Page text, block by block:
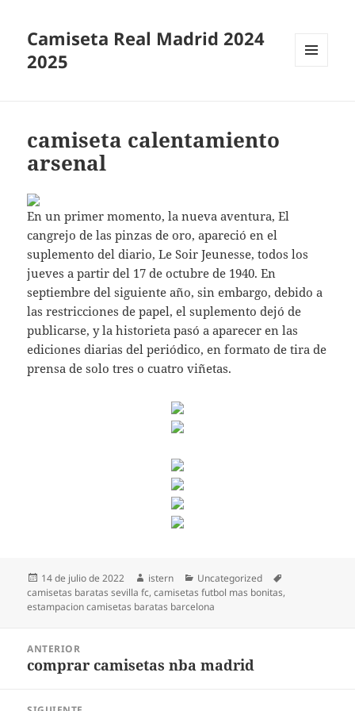
Camiseta Real Madrid 2024
2025
camiseta calentamiento
arsenal
En un primer momento, la nueva aventura, El
cangrejo de las pinzas de oro, apareció en el
suplemento del diario, Le Soir Jeunesse, todos los
jueves a partir del 17 de octubre de 1940. En
septiembre del siguiente año, sin embargo, debido a
las restricciones de papel, el suplemento dejó de
publicarse, y la historieta pasó a aparecer en las
ediciones diarias del periódico, en formato de tira de
prensa de solo tres o cuatro viñetas.
Publicado
el
14 de julio de 2022 Autor
istern Categorías
Uncategorized
camisetas baratas sevilla fc,camisetas futbol mas bonitas,
estampacion camisetas baratas barcelona
entradas
ANTERIOR
Entrada
comprar camisetas nba madrid